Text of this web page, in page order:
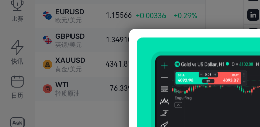
比赛
快讯
日历
EURUSD
欧元/美元
1.15566 +0.00336 +0.29%
GBPUSD
英镑/美元
1.34910 +0.00383
XAUUSD
黄金/美元
4341.81 +101.79 +2.40%
WTI
轻质原油
76.339 -1.000 -1.29%